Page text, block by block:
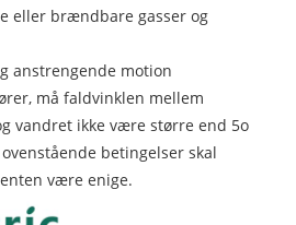
eller brændbare gasser og
anstrengende motion
må faldvinklen mellem
vandret ikke være større end 5o
betingelser skal
være enige.